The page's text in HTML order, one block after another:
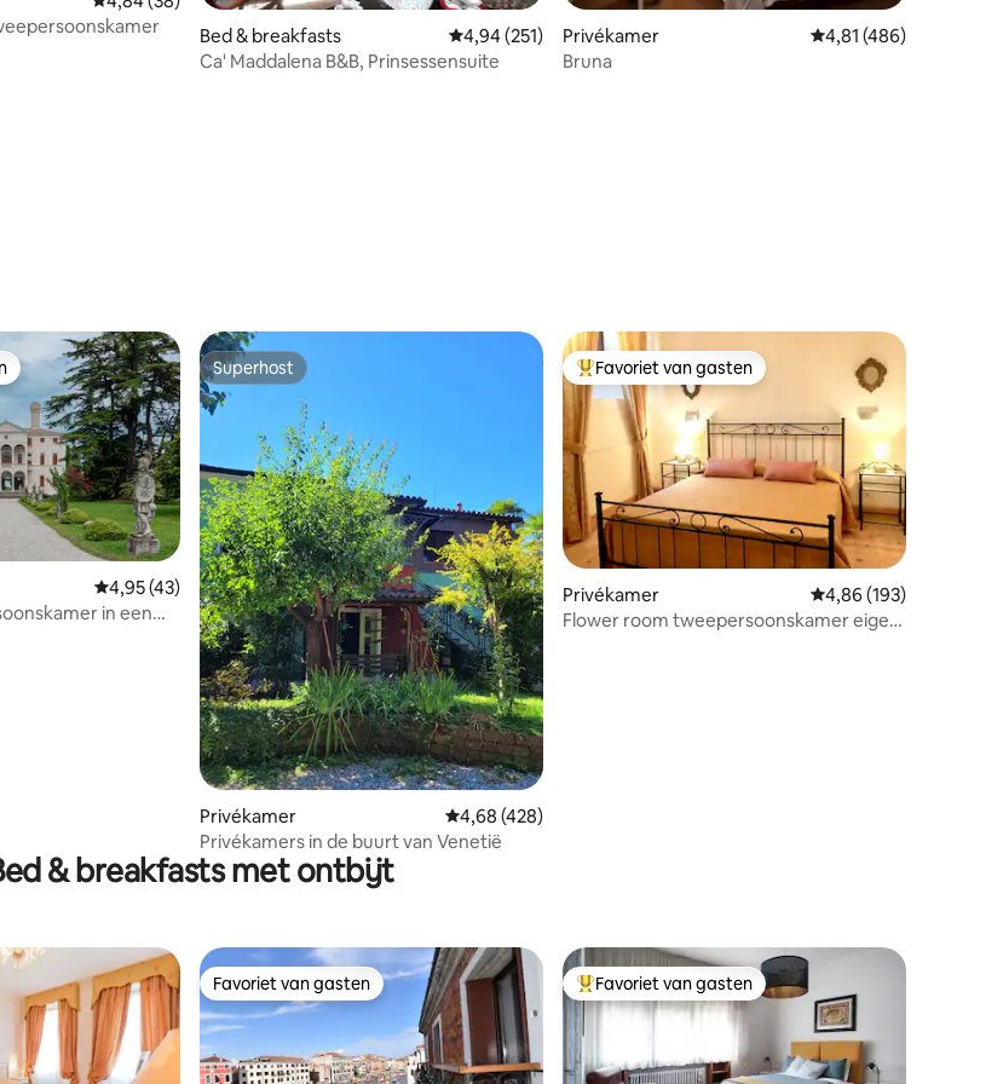
5, 119 recensies
Bed & breakfasts Gemiddelde beoordeling van 4,94 op 5, 251 recensies
4,94 (251)
Ca' Maddalena B&B, Prinsessensuite
Privékamer Gemiddelde
4,81 (486)
Bruna
5, 141 recensies
Gemiddelde beoordeling van 4,95 op 5, 43 recensies
4,95 (43)
in een
Superhost
Superhost
Privékamer Gemiddelde beoordeling van 4,68 op 5, 428 recensies
4,68 (428)
Privékamers in de buurt van Venetië
Topfavoriet van gasten
Favoriet van gasten
Privékamer Gemiddelde
4,86 (193)
Flower room tweepersoonskamer eigen
& breakfasts met ontbijt
Favoriet van gasten
Favoriet van gasten Topfavoriet van gasten
Favoriet van gasten